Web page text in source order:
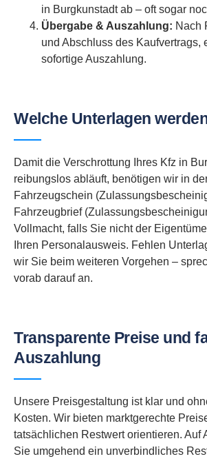
in Burgkunstadt ab – oft sogar
Übergabe & Auszahlung: Nach
und Abschluss des Kaufvertrags,
sofortige Auszahlung.
Welche Unterlagen
Damit die Verschrottung Ihres Kfz in
reibungslos abläuft, benötigen wir in
Fahrzeugschein
Fahrzeugbrief
Vollmacht, falls Sie nicht der
Ihren Personalausweis. Fehlen
wir Sie beim weiteren Vorgehen –
vorab darauf an.
Transparente Preise und
Auszahlung
Unsere Preisgestaltung ist klar und
Kosten. Wir bieten marktgerechte
tatsächlichen Restwert orientieren. Auf
Sie umgehend ein unverbindliches